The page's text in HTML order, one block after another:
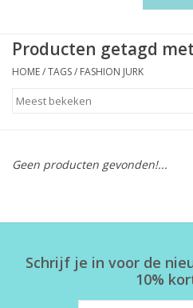
Schoenen
Producten getagd
HOME/TAGS/ FASHION JURK
Geen producten gevonden!...
Schrijf je in voor de
10%